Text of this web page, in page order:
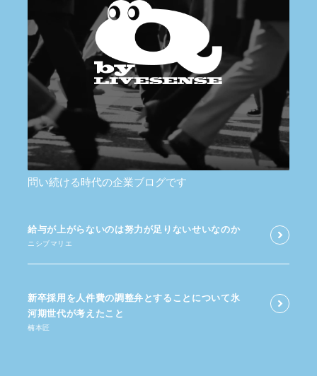
問い続ける時代の企業ブログです
給与が​上がらないのは​努力が​足りないせいなのか
ニシブマリエ
新卒採用を​人件費の​調整弁と​する​ことに​ついて​氷
河期世代が​考えた​こと
楠本匠